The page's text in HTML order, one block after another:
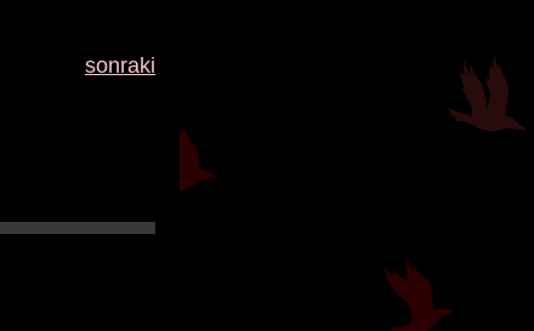
sonraki